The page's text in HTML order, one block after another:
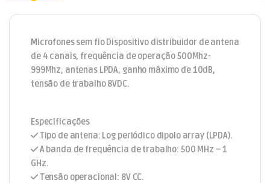
Microfones sem fio Dispositivo distribuidor de antena
de 4 canais, frequência de operação 500Mhz-
999Mhz, antenas LPDA, ganho máximo de 10dB,
tensão de trabalho 8VDC.
Especificações
Tipo de antena: Log periódico dipolo array (LPDA).
A banda de frequência de trabalho: 500 MHz – 1
GHz.
Tensão operacional: 8V CC.